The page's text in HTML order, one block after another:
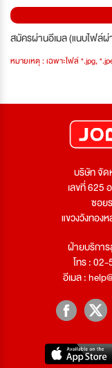
สมัครผ่านอีเมล (แนบไฟล์ผ่
หมายเหตุ : เฉพาะไฟล์ *.jpg,
บริษัท จัด
เลขที่ 625
ซอย
แขวงวังทอง
ฝ่ายบริกา
โทร :
อีเมล :